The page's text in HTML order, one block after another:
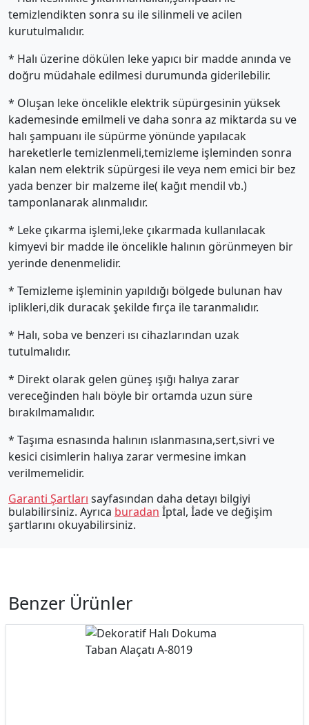
temizlendikten sonra su ile silinmeli ve acilen
kurutulmalıdır.
* Halı üzerine dökülen leke yapıcı bir madde anında ve
doğru müdahale edilmesi durumunda giderilebilir.
* Oluşan leke öncelikle elektrik süpürgesinin yüksek
kademesinde emilmeli ve daha sonra az miktarda su ve
halı şampuanı ile süpürme yönünde yapılacak
hareketlerle temizlenmeli,temizleme işleminden sonra
kalan nem elektrik süpürgesi ile veya nem emici bir bez
yada benzer bir malzeme ile( kağıt mendil vb.)
tamponlanarak alınmalıdır.
* Leke çıkarma işlemi,leke çıkarmada kullanılacak
kimyevi bir madde ile öncelikle halının görünmeyen bir
yerinde denenmelidir.
* Temizleme işleminin yapıldığı bölgede bulunan hav
iplikleri,dik duracak şekilde fırça ile taranmalıdır.
* Halı, soba ve benzeri ısı cihazlarından uzak
tutulmalıdır.
* Direkt olarak gelen güneş ışığı halıya zarar
vereceğinden halı böyle bir ortamda uzun süre
bırakılmamalıdır.
* Taşıma esnasında halının ıslanmasına,sert,sivri ve
kesici cisimlerin halıya zarar vermesine imkan
verilmemelidir.
Garanti Şartları sayfasından daha detayı bilgiyi
bulabilirsiniz. Ayrıca buradan İptal, İade ve değişim
şartlarını okuyabilirsiniz.
Benzer Ürünler